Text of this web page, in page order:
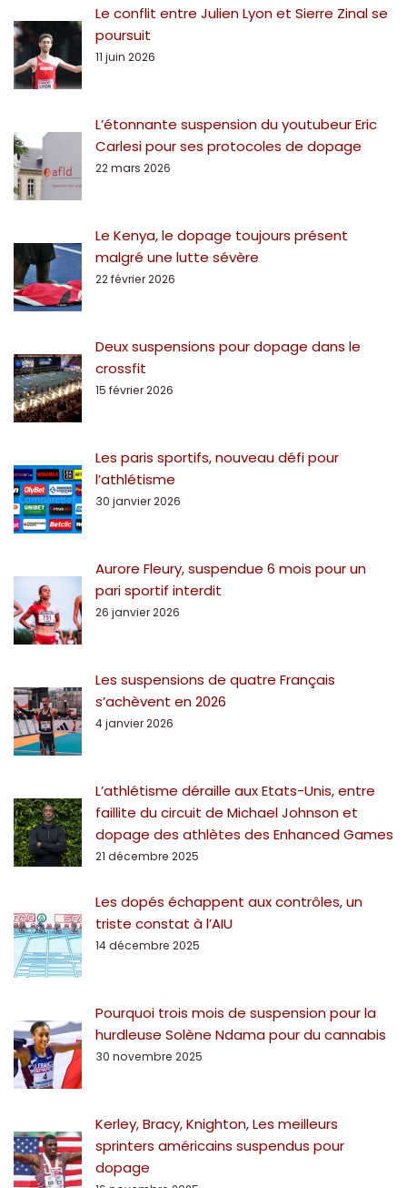
Le conflit entre Julien Lyon et Sierre Zinal se
poursuit
11 juin 2026
L’étonnante suspension du youtubeur Eric
Carlesi pour ses protocoles de dopage
22 mars 2026
Le Kenya, le dopage toujours présent
malgré une lutte sévère
22 février 2026
Deux suspensions pour dopage dans le
crossfit
15 février 2026
Les paris sportifs, nouveau défi pour
l’athlétisme
30 janvier 2026
Aurore Fleury, suspendue 6 mois pour un
pari sportif interdit
26 janvier 2026
Les suspensions de quatre Français
s’achèvent en 2026
4 janvier 2026
L’athlétisme déraille aux Etats-Unis, entre
faillite du circuit de Michael Johnson et
dopage des athlètes des Enhanced Games
21 décembre 2025
Les dopés échappent aux contrôles, un
triste constat à l’AIU
14 décembre 2025
Pourquoi trois mois de suspension pour la
hurdleuse Solène Ndama pour du cannabis
30 novembre 2025
Kerley, Bracy, Knighton, Les meilleurs
sprinters américains suspendus pour
dopage